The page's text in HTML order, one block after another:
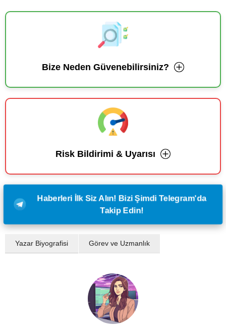
Bize Neden Güvenebilirsiniz?
Risk Bildirimi & Uyarısı
Haberleri İlk Siz Alın! Bizi Şimdi Telegram'da
Takip Edin!
Yazar Biyografisi Görev ve Uzmanlık